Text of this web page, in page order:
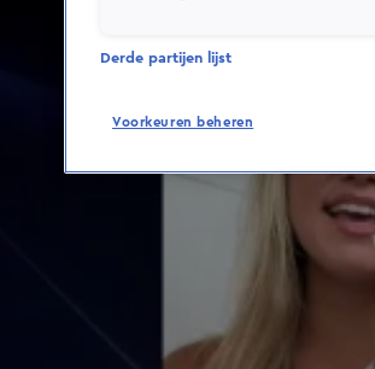
Derde partijen lijst
Voorkeuren beheren